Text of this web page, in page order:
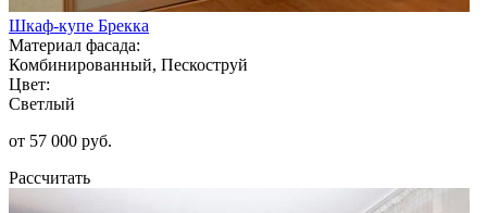
Шкаф-купе Брекка
Материал фасада:
Комбинированный, Пескоструй
Цвет:
Светлый
от 57 000 руб.
Рассчитать